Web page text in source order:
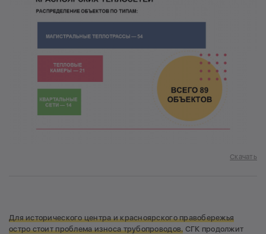
Скачать
Для исторического центра и красноярского правобережья
остро стоит проблема износа трубопроводов. СГК продолжит